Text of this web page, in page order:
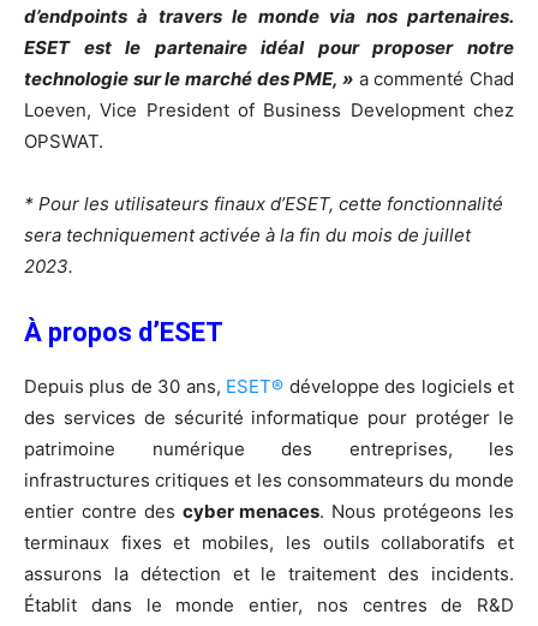
d’endpoints à travers le monde via nos partenaires.
ESET est le partenaire idéal pour proposer notre
technologie sur le marché des PME, » a commenté Chad
Loeven, Vice President of Business Development chez
OPSWAT.
* Pour les utilisateurs finaux d’ESET, cette fonctionnalité
sera techniquement activée à la fin du mois de juillet
2023.
À propos d’ESET
Depuis plus de 30 ans, ESET® développe des logiciels et
des services de sécurité informatique pour protéger le
patrimoine numérique des entreprises, les
infrastructures critiques et les consommateurs du monde
entier contre des cyber menaces. Nous protégeons les
terminaux fixes et mobiles, les outils collaboratifs et
assurons la détection et le traitement des incidents.
Établit dans le monde entier, nos centres de R&D